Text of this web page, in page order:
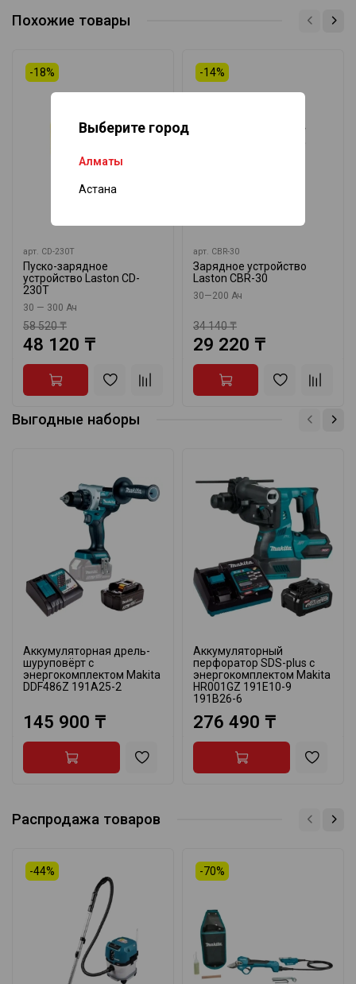
Выберите город
Алматы
Астана
Похожие товары
-18%
арт. CD-230T
Пуско-зарядное
устройство Laston CD-
230T
30 — 300 Ач
58 520 ₸
48 120 ₸
-14%
арт. CBR-30
Зарядное устройство
Laston CBR-30
30—200 Ач
34 140 ₸
29 220 ₸
Выгодные наборы
Аккумуляторная дрель-
шуруповёрт с
энергокомплектом Makita
DDF486Z 191A25-2
145 900 ₸
Аккумуляторный
перфоратор SDS-plus с
энергокомплектом Makita
HR001GZ 191E10-9
191B26-6
276 490 ₸
Распродажа товаров
-44% -70%